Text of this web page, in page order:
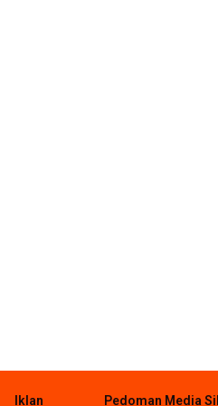
Iklan Pedoman Media